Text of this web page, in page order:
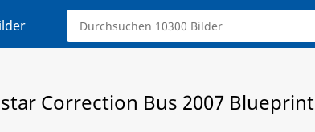
Correction Bus 2007 Blueprint